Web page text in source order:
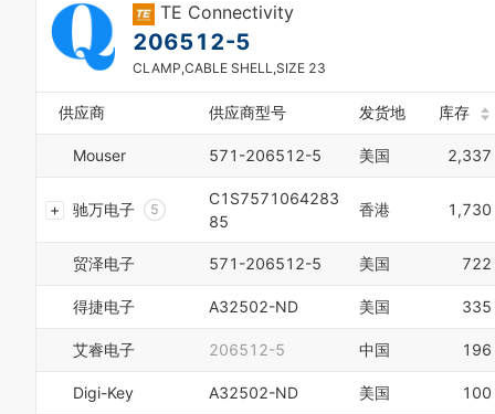
TE Connectivity
206512-5
CLAMP,CABLE SHELL,SIZE 23
供应商 供应商型号 发货地 库存
Mouser 571-206512-5 美国 2,337
驰万电子
6
7
8
9
5
C1S7571064283
85
香港 1,730
贸泽电子 571-206512-5 美国 722
得捷电子 A32502-ND 美国 335
艾睿电子 206512-5 中国 196
Digi-Key A32502-ND 美国 100
1